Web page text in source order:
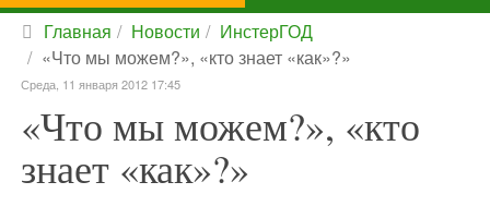
Главная Новости
ИнстерГОД
«Что мы можем?», «кто знает «как»?»
Среда, 11 января 2012 17:45
«Что мы можем?», «кто
знает «как»?»